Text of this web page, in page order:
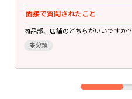
面接で質問されたこと
商品部、店舗のどちらがいいですか？
未分類